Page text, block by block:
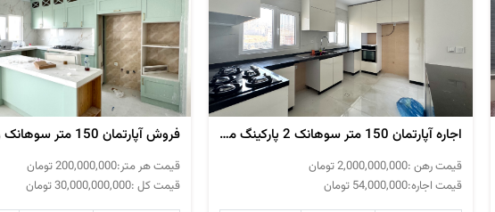
اجاره آپارتمان 150 متر سوهانک 2 پارکینگ مدرن
قیمت رهن :2,000,000,000تومان
قیمت اجاره:54,000,000 تومان
فروش آپارتمان 150 متر سوهانک ویو ابدی
قیمت هر متر:200,000,000تومان
قیمت کل :30,000,000,000تومان